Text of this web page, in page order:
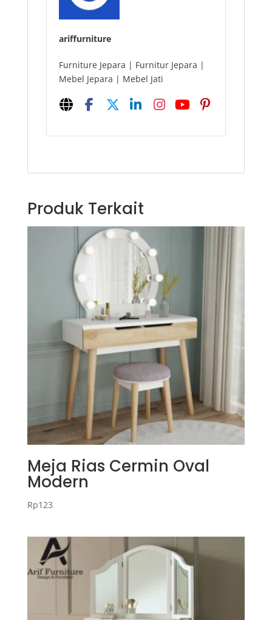
ariffurniture
Furniture Jepara | Furnitur Jepara |
Mebel Jepara | Mebel Jati
Produk Terkait
Meja Rias Cermin Oval
Modern
Rp123